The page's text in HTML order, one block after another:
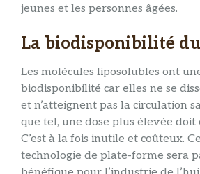
jeunes et les personnes âgées.
La biodisponibilité
Les molécules liposolubles ont
biodisponibilité car elles ne se
et n’atteignent pas la circulation
que tel, une dose plus élevée doit
C’est à la fois inutile et coûteux.
technologie de plate-forme sera